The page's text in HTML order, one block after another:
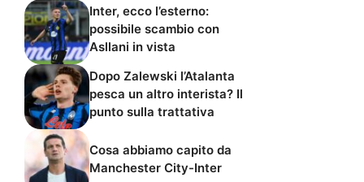
Inter, ecco l’esterno:
possibile scambio con
Asllani in vista
Dopo Zalewski l’Atalanta
pesca un altro interista? Il
punto sulla trattativa
Cosa abbiamo capito da
Manchester City-Inter